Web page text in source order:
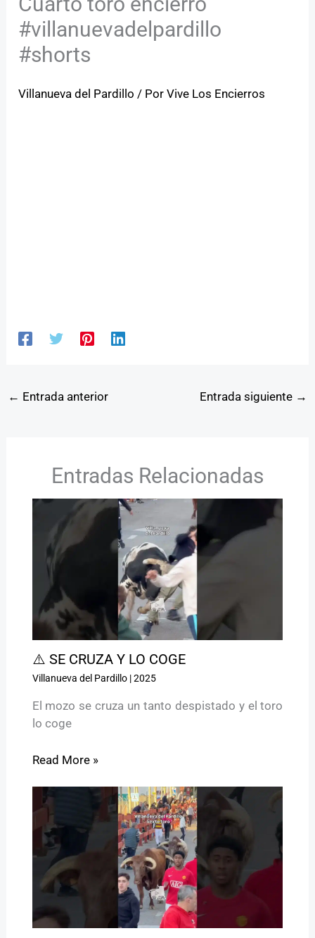
#villanuevadelpardillo
#shorts
Villanueva del Pardillo / PorVive Los Encierros
← Entrada anterior Entrada siguiente →
Entradas Relacionadas
⚠️ SE CRUZA Y LO COGE
Villanueva del Pardillo|2025
El mozo se cruza un tanto despistado y el toro
lo coge
Read More »